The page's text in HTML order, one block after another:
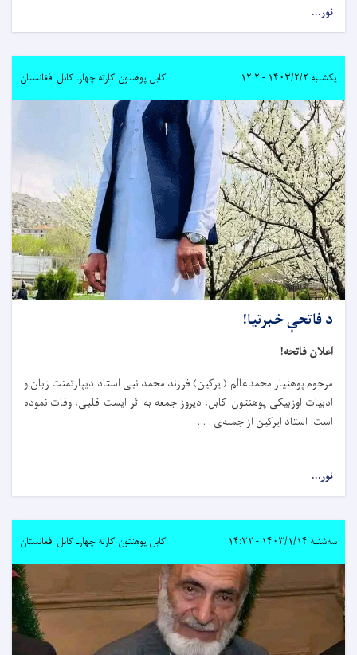
نور...
یکشنبه ۱۴۰۳/۲/۲ - ۱۲:۲ کابل پوهنتون کارته چهارـ کابل افغانستان
د فاتحې خبرتیا!
اعلان فاتحه!
مرحوم پوهنیار محمدعالم (ایرکین) فرزند محمد نبی استاد دیپارتمنت زبان و
ادبیات اوزبیکی پوهنتون کابل، دیروز جمعه به اثر ایست قلبی، وفات نموده
است. استاد ایرکین از جمله‌ی . . .
نور...
سه‌شنبه ۱۴۰۳/۱/۱۴ - ۱۴:۳۲ کابل پوهنتون کارته چهارـ کابل افغانستان